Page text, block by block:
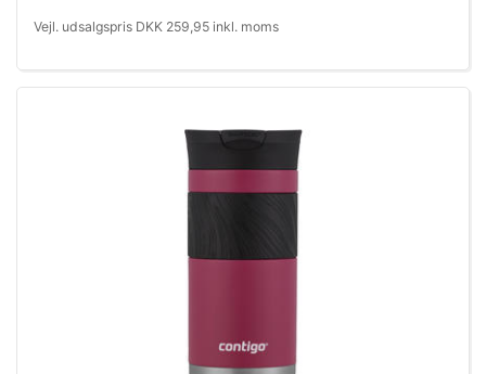
Vejl. udsalgspris DKK 259,95 inkl. moms